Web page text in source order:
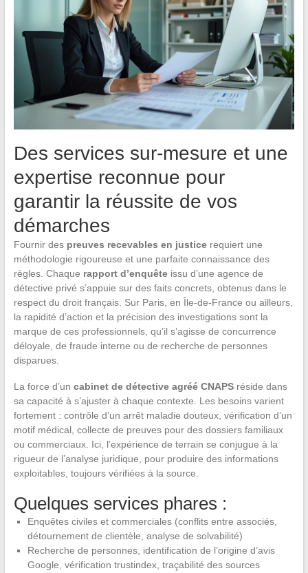
Des services sur-mesure et une
expertise reconnue pour
garantir la réussite de vos
démarches
Fournir des preuves recevables en justicerequiert une
méthodologie rigoureuse et une parfaite connaissance des
règles. Chaque rapport d’enquêteissu d’une agence de
détective privé s’appuie sur des faits concrets, obtenus dans le
respect du droit français. Sur Paris, en Île-de-France ou ailleurs,
la rapidité d’action et la précision des investigations sont la
marque de ces professionnels, qu’il s’agisse de concurrence
déloyale, de fraude interne ou de recherche de personnes
disparues.
La force d’un cabinet de détective agréé CNAPSréside dans
sa capacité à s’ajuster à chaque contexte. Les besoins varient
fortement : contrôle d’un arrêt maladie douteux, vérification d’un
motif médical, collecte de preuves pour des dossiers familiaux
ou commerciaux. Ici, l’expérience de terrain se conjugue à la
rigueur de l’analyse juridique, pour produire des informations
exploitables, toujours vérifiées à la source.
Quelques services phares :
Enquêtes civiles et commerciales (conflits entre associés,
détournement de clientèle, analyse de solvabilité)
Recherche de personnes, identification de l’origine d’avis
Google, vérification trustindex, traçabilité des sources